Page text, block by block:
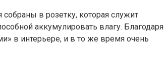
в розетку, которая служит
аккумулировать влагу. Благодаря
в интерьере, и в то же время очень